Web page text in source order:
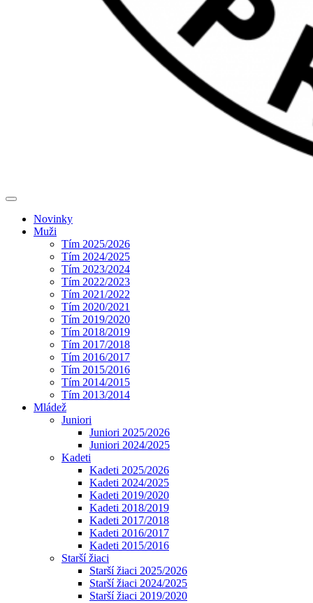
Novinky
Muži
Tím 2025/2026
Tím 2024/2025
Tím 2023/2024
Tím 2022/2023
Tím 2021/2022
Tím 2020/2021
Tím 2019/2020
Tím 2018/2019
Tím 2017/2018
Tím 2016/2017
Tím 2015/2016
Tím 2014/2015
Tím 2013/2014
Mládež
Juniori
Juniori 2025/2026
Juniori 2024/2025
Kadeti
Kadeti 2025/2026
Kadeti 2024/2025
Kadeti 2019/2020
Kadeti 2018/2019
Kadeti 2017/2018
Kadeti 2016/2017
Kadeti 2015/2016
Starší žiaci
Starší žiaci 2025/2026
Starší žiaci 2024/2025
Starší žiaci 2019/2020